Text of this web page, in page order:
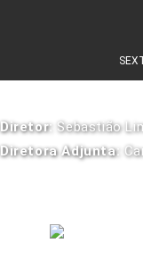
Diretor: Sebastião
Diretora Adjunta: